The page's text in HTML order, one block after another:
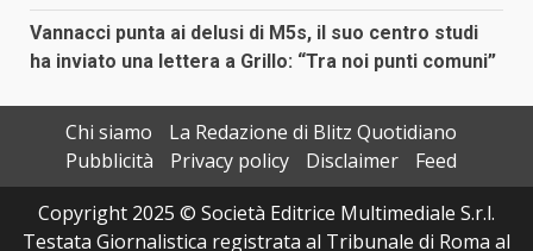
Vannacci punta ai delusi di M5s, il suo centro studi
ha inviato una lettera a Grillo: “Tra noi punti comuni”
Chi siamo
La Redazione di Blitz Quotidiano
Pubblicità
Privacy policy Disclaimer
Feed
Copyright 2025 © Società Editrice Multimediale S.r.l.
Testata Giornalistica registrata al Tribunale di Roma al